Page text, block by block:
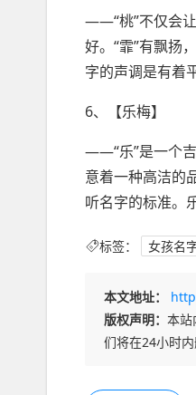
——“桃”不仅会
好。“霏”有飘扬
字的声调是有着
6、【乐梅】
——“乐”是一个吉
意着一种高洁的
听名字的标准。
标签： 女孩名
本文地址：
版权声明： 本站
们将在24小时内